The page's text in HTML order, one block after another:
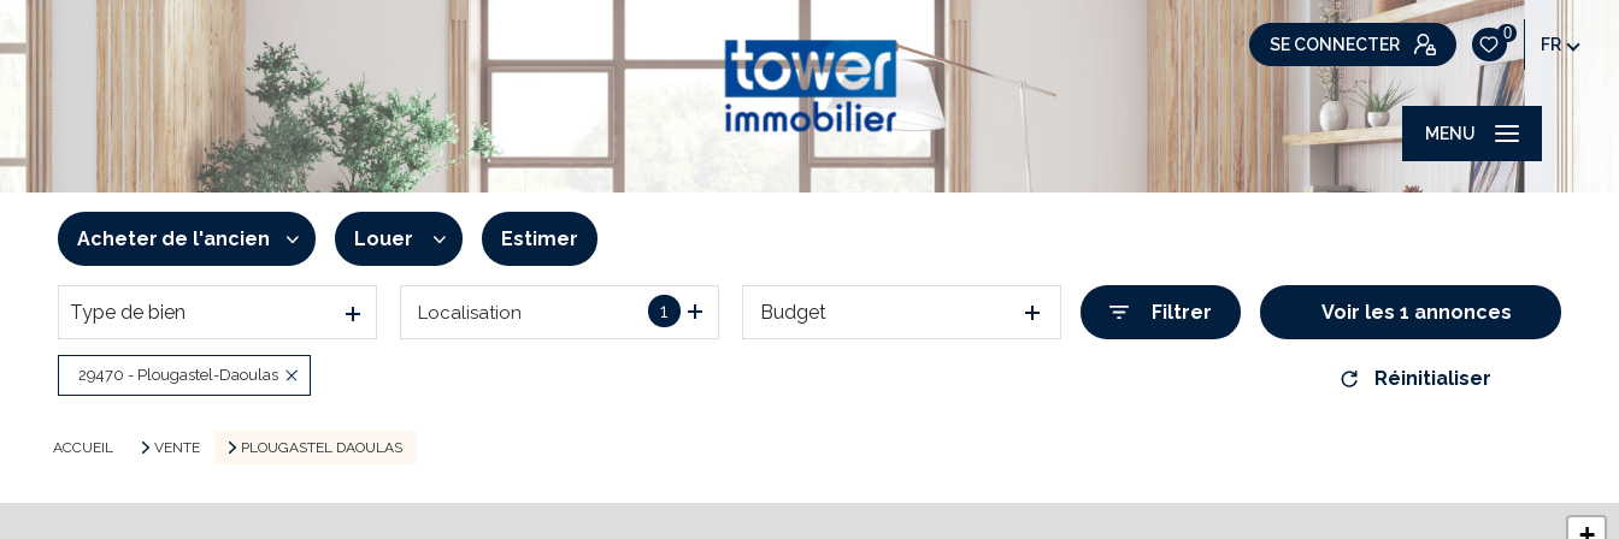
SE CONNECTER
0
FR
MENU
Acheter de l'ancien
De l'ancien
De l'immo pro
Louer
à l'année
Estimer
Type de bien 1
Localisation Budget Filtrer Voir les 1 annonces
29470 - Plougastel-Daoulas Réinitialiser
ACCUEIL VENTE PLOUGASTEL DAOULAS